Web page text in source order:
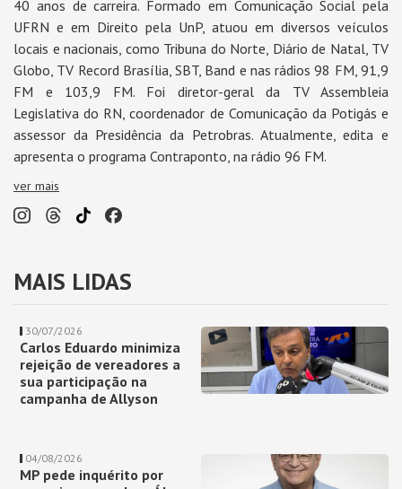
40 anos de carreira. Formado em Comunicação Social pela
UFRN e em Direito pela UnP, atuou em diversos veículos
locais e nacionais, como Tribuna do Norte, Diário de Natal, TV
Globo, TV Record Brasília, SBT, Band e nas rádios 98 FM, 91,9
FM e 103,9 FM. Foi diretor-geral da TV Assembleia
Legislativa do RN, coordenador de Comunicação da Potigás e
assessor da Presidência da Petrobras. Atualmente, edita e
apresenta o programa Contraponto, na rádio 96 FM.
ver mais
MAIS LIDAS
30/07/2026
Carlos Eduardo minimiza
rejeição de vereadores a
sua participação na
campanha de Allyson
04/08/2026
MP pede inquérito por